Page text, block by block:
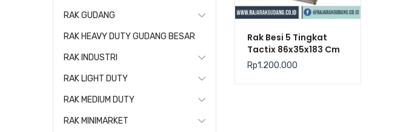
Rak Besi 5 Tingkat
Tactix 86x35x183 Cm
Rp1.200.000
RAK GUDANG
RAK HEAVY DUTY GUDANG BESAR
RAK INDUSTRI
RAK LIGHT DUTY
RAK MEDIUM DUTY
RAK MINIMARKET